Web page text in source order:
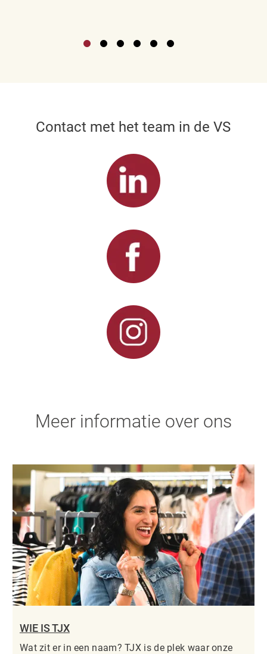
Contact met het team in de VS
Meer informatie over ons
WIE IS TJX
Wat zit er in een naam? TJX is de plek waar onze